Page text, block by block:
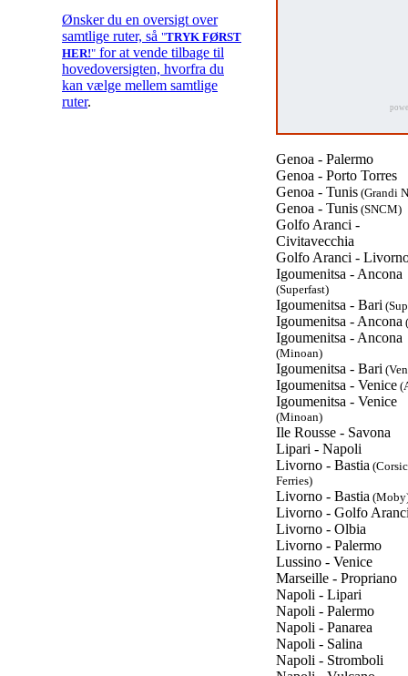
Ønsker du en oversigt over
samtlige ruter, så "TRYK FØRST
HER!" for at vende tilbage til
hovedoversigten, hvorfra du
kan vælge mellem samtlige
ruter.
Genoa - Palermo
Genoa - Porto Torres
Genoa - Tunis (Grandi
Genoa - Tunis (SNCM)
Golfo Aranci -
Civitavecchia
Golfo Aranci -
Igoumenitsa - Ancona
(Superfast)
Igoumenitsa - Bari
Igoumenitsa - Ancona
Igoumenitsa - Ancona
(Minoan)
Igoumenitsa - Bari
Igoumenitsa - Venice
Igoumenitsa - Venice
(Minoan)
Ile Rousse - Savona
Lipari - Napoli
Livorno - Bastia
Ferries)
Livorno - Bastia
Livorno - Golfo
Livorno - Olbia
Livorno - Palermo
Lussino - Venice
Marseille - Propriano
Napoli - Lipari
Napoli - Palermo
Napoli - Panarea
Napoli - Salina
Napoli - Stromboli